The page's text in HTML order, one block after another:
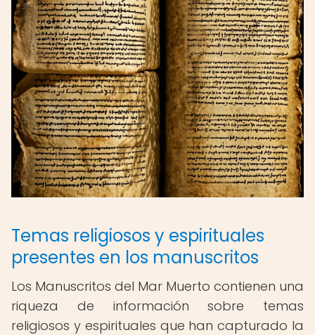
Temas religiosos y espirituales
presentes en los manuscritos
Los Manuscritos del Mar Muerto contienen una
riqueza de información sobre temas
religiosos y espirituales que han capturado la